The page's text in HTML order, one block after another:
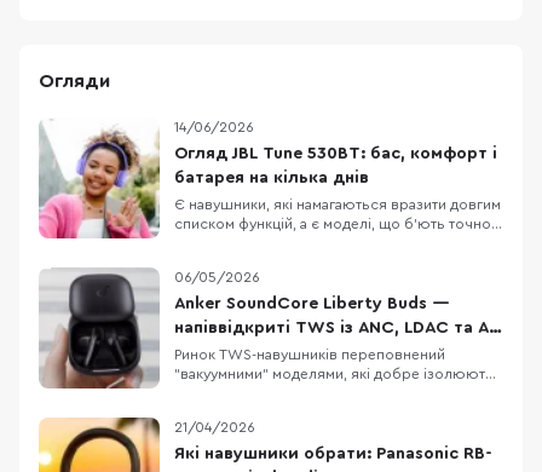
Огляди
14/06/2026
Огляд JBL Tune 530BT: бас, комфорт і
батарея на кілька днів
Є навушники, які намагаються вразити довгим
списком функцій, а є моделі, що б’ють точно в
характер і батарея, про яку не доводиться
думати щодня. JBL Tune 530BT належать саме
до другої категорії. Це бездротові накладні
06/05/2026
Anker SoundCore Liberty Buds —
напіввідкриті TWS із ANC, LDAC та AI-
перекладом
Ринок TWS-навушників переповнений
"вакуумними" моделями, які добре ізолюють
пропонують інший підхід: напіввідкритий
дизайн без тиску у вухах, але з технологіями
21/04/2026
Які навушники обрати: Panasonic RB-